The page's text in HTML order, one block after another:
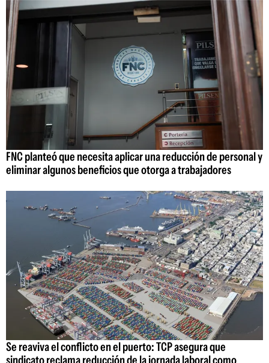
FNC planteó que necesita aplicar una reducción de personal y
eliminar algunos beneficios que otorga a trabajadores
Se reaviva el conflicto en el puerto: TCP asegura que